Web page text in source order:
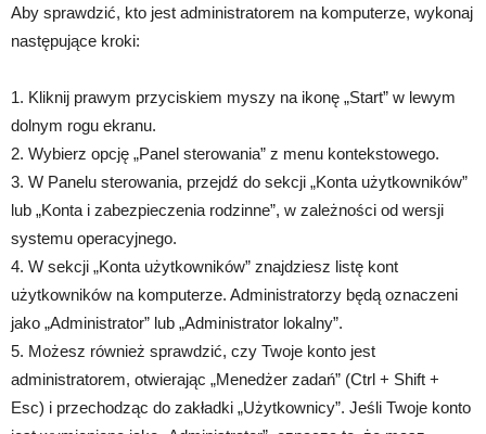
Aby sprawdzić, kto jest administratorem na komputerze, wykonaj
następujące kroki:
1. Kliknij prawym przyciskiem myszy na ikonę „Start” w lewym
dolnym rogu ekranu.
2. Wybierz opcję „Panel sterowania” z menu kontekstowego.
3. W Panelu sterowania, przejdź do sekcji „Konta użytkowników”
lub „Konta i zabezpieczenia rodzinne”, w zależności od wersji
systemu operacyjnego.
4. W sekcji „Konta użytkowników” znajdziesz listę kont
użytkowników na komputerze. Administratorzy będą oznaczeni
jako „Administrator” lub „Administrator lokalny”.
5. Możesz również sprawdzić, czy Twoje konto jest
administratorem, otwierając „Menedżer zadań” (Ctrl + Shift +
Esc) i przechodząc do zakładki „Użytkownicy”. Jeśli Twoje konto